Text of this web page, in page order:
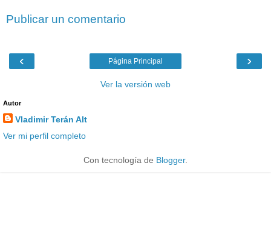
Publicar un comentario
‹ ›
Página Principal
Ver la versión web
Autor
Vladimir Terán Alt
Ver mi perfil completo
Con tecnología de Blogger.